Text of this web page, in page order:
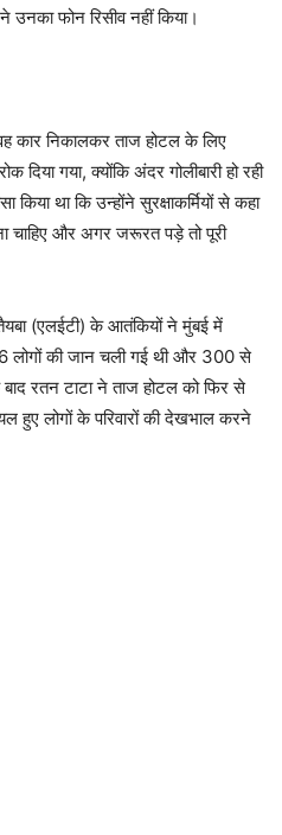
फोन रिसीव नहीं किया।
कार निकालकर ताज होटल के लिए
गया, क्योंकि अंदर गोलीबारी हो रही
था कि उन्होंने सुरक्षाकर्मियों से कहा
चाहिए और अगर जरूरत पड़े तो पूरी
(एलईटी) के आतंकियों ने मुंबई में
लोगों की जान चली गई थी और 300 से
रतन टाटा ने ताज होटल को फिर से
हुए लोगों के परिवारों की देखभाल करने